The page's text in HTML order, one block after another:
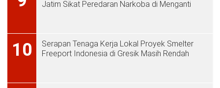
Jatim Sikat Peredaran Narkoba di Menganti
10
Serapan Tenaga Kerja Lokal Proyek Smelter
Freeport Indonesia di Gresik Masih Rendah